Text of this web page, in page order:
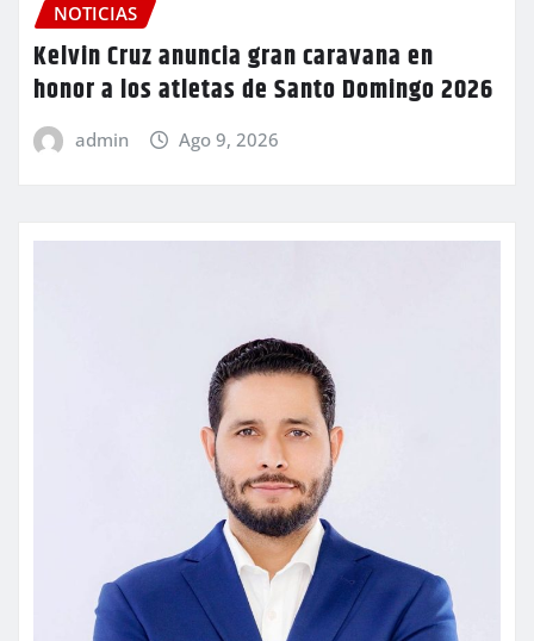
NOTICIAS
Kelvin Cruz anuncia gran caravana en
honor a los atletas de Santo Domingo 2026
admin Ago 9, 2026